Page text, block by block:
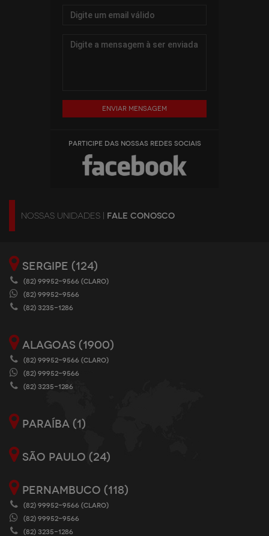
Enviar mensagem
PARTICIPE DAS NOSSAS REDES SOCIAIS
NOSSAS UNIDADES | FALE CONOSCO
SERGIPE (124)
(82) 99952-9566 (CLARO)
(82) 99952-9566
(82) 3235-1286
ALAGOAS (1900)
(82) 99952-9566 (CLARO)
(82) 99952-9566
(82) 3235-1286
PARAÍBA (1)
SÃO PAULO (24)
PERNAMBUCO (118)
(82) 99952-9566 (CLARO)
(82) 99952-9566
(82) 3235-1286